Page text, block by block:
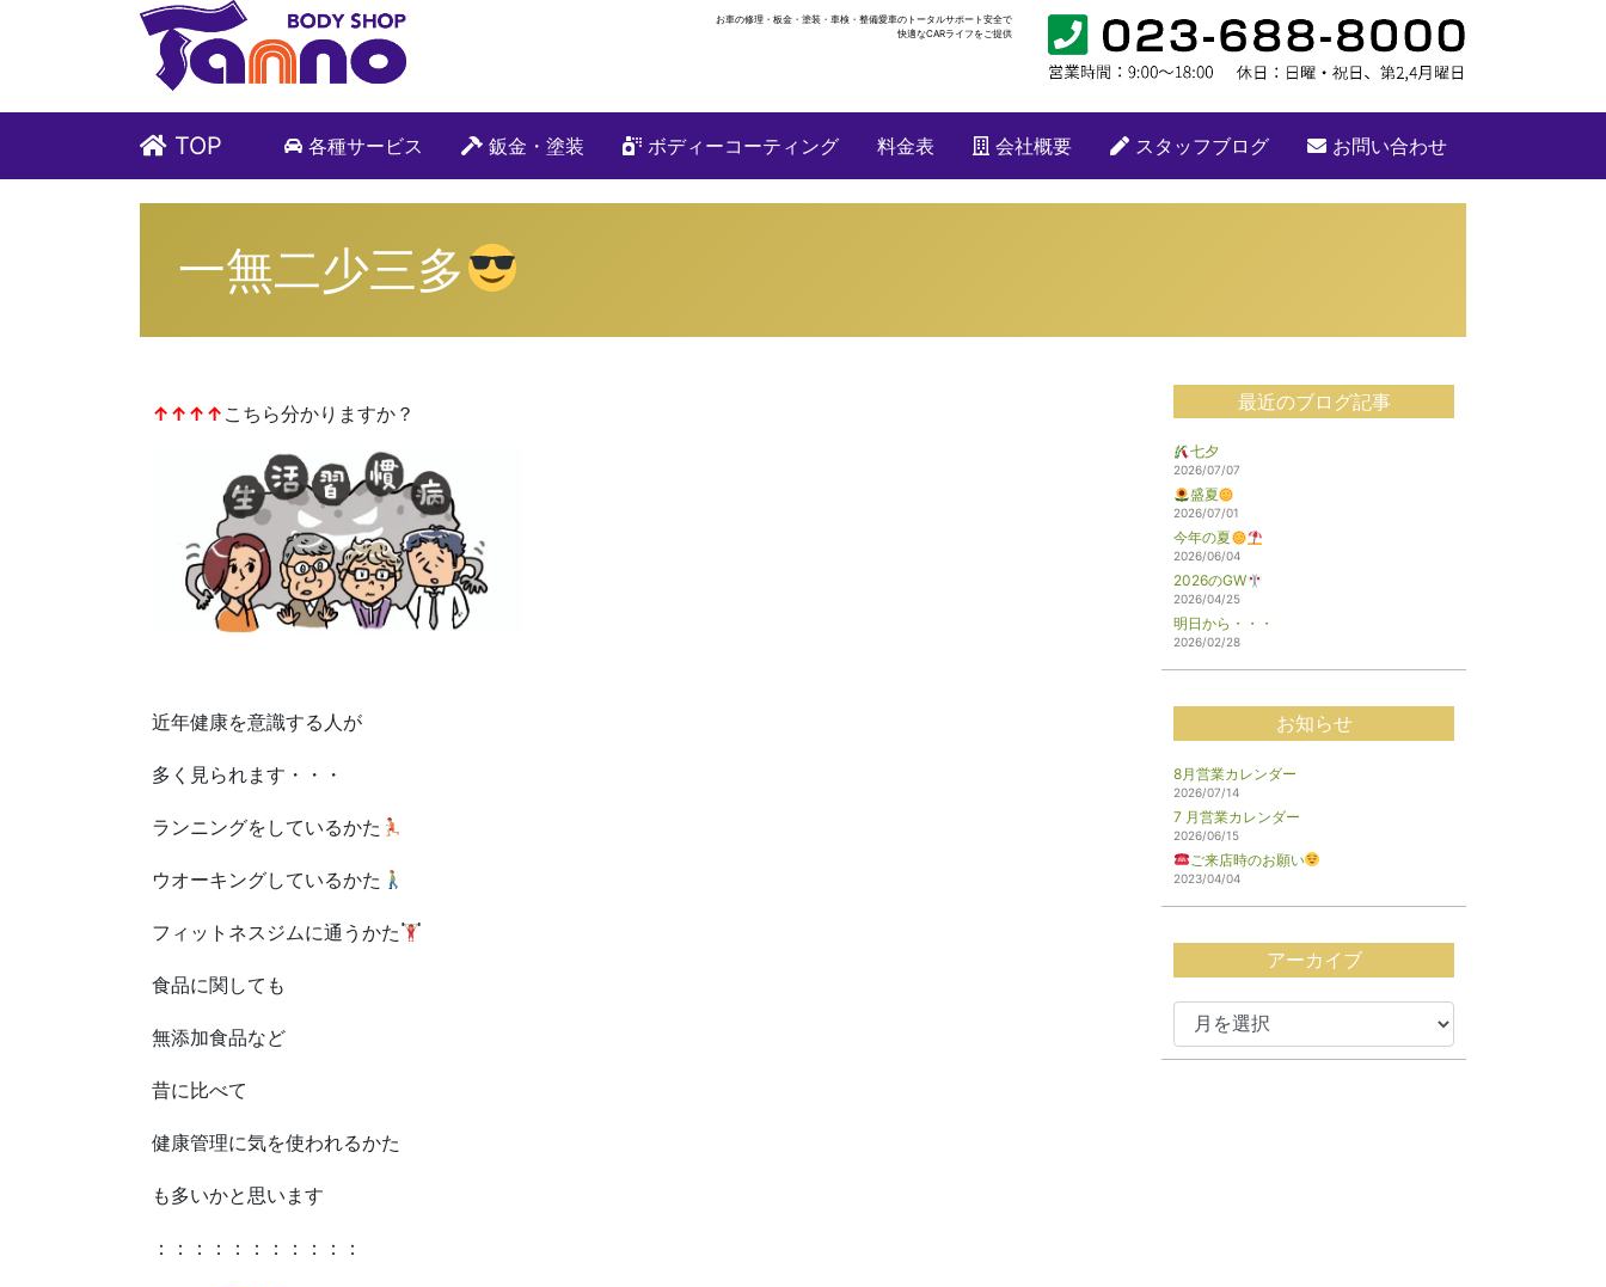
お車の修理・板金・塗装・車検・整備愛車のトータルサポート安全で
快適なCARライフをご提供
TOP 各種サービス 鈑金・塗装 ボディーコーティング 料金表 会社概要 スタッフブログ お問い合わせ
一無二少三多
↑↑↑↑ こちら分かりますか？
近年健康を意識する人が
多く見られます・・・
ランニングをしているかた
ウオーキングしているかた
フィットネスジムに通うかた
食品に関しても
無添加食品など
昔に比べて
健康管理に気を使われるかた
も多いかと思います
：：：：：：：：：：：
最近のブログ記事
七夕
2026/07/07
盛夏
2026/07/01
今年の夏
2026/06/04
2026のGW
2026/04/25
明日から・・・
2026/02/28
お知らせ
8月営業カレンダー
2026/07/14
7 月営業カレンダー
2026/06/15
ご来店時のお願い
2023/04/04
アーカイブ